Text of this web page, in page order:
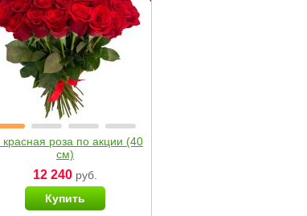
красная роза по акции (40
см)
12 240 руб.
Купить